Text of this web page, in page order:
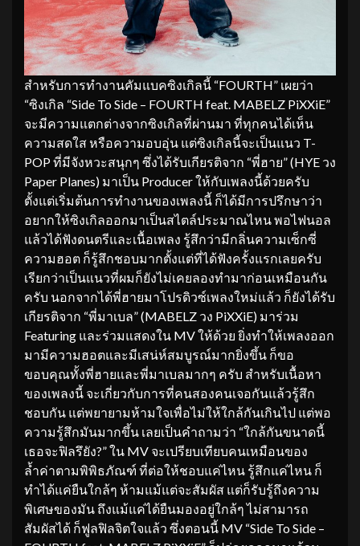
สำหรับการทำงานคัมแบคซิงเกิลนี้ “FOURTH” เผยว่า
“ซิงเกิล “Side To Side – FOURTH feat. MABELZ PiXXiE”
จะมีความแตกต่างจากซิงเกิลที่ผ่านมา ที่ทุกคนได้เห็น
ความสดใส หรือความอบอุ่น แต่ซิงเกิลนี้จะเป็นแนว T-
POP ที่มีจังหวะสนุกๆ ซึ่งได้รับเกียรติจาก “พี่ฮาย” (HYE วง
Paper Planes) มาเป็น Producer ให้กับเพลงนี้ด้วยครับ
ตั้งแต่เริ่มต้นการทำงานของเพลงนี้ ก็ได้มีการปรึกษาว่า
อยากให้ซิงเกิลออกมาเป็นสไตล์ประมาณไหน พอไฟนอล
แล้วได้ฟังดนตรีและเนื้อเพลง รู้สึกว่ามีกลิ่นความเซ็กซี่
ความฮอต ก็รู้สึกชอบมากตั้งแต่ที่ได้ฟังครั้งแรกเลยครับ
เรียกว่าเป็นแนวที่ผมก็ยังไม่เคยลองทำมาก่อนเหมือนกัน
ครับ นอกจากได้พี่ฮายมาโปรดิวซ์เพลงใหม่แล้ว ก็ยังได้รับ
เกียรติจาก “พี่มาเบล” (MABELZ วง PiXXiE) มาร่วม
Featuring และร่วมแสดงใน MV ให้ด้วย ยิ่งทำให้เพลงออก
มามีความฮอตและมีเสน่ห์สมบูรณ์มากยิ่งขึ้น ก็ขอ
ขอบคุณทั้งพี่ฮายและพี่มาเบลมากๆ ครับ สำหรับเนื้อหา
ของเพลงนี้ จะเกี่ยวกับการที่คนสองคนเจอกันแล้วรู้สึก
ชอบกัน แต่พยายามห้ามใจเพื่อไม่ให้ใกล้กันเกินไป แต่พอ
ความรู้สึกมันมากขึ้น เลยเป็นคำถามว่า “ใกล้กันขนาดนี้
เธอจะฟิลรึยัง?” ใน MV จะเปรียบเทียบคนเหมือนของ
ล้ำค่าตามพิพิธภัณฑ์ ที่ต่อให้ชอบแค่ไหน รู้สึกแค่ไหน ก็
ทำได้แค่ยืนใกล้ๆ ห้ามแม้แต่จะสัมผัส แต่ก็รับรู้ถึงความ
พิเศษของมัน ถึงแม้แค่ได้ยืนมองอยู่ใกล้ๆ ไม่สามารถ
สัมผัสได้ ก็ฟูลฟิลจิตใจแล้ว ซึ่งตอนนี้ MV “Side To Side –